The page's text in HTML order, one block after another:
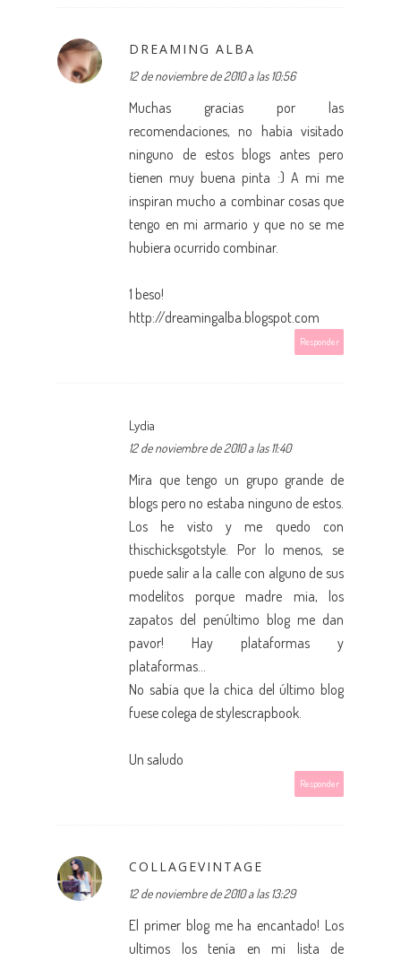
DREAMING ALBA
12 de noviembre de 2010 a las 10:56
Muchas gracias por las
recomendaciones, no habia visitado
ninguno de estos blogs antes pero
tienen muy buena pinta :) A mi me
inspiran mucho a combinar cosas que
tengo en mi armario y que no se me
hubiera ocurrido combinar.
1 beso!
http://dreamingalba.blogspot.com
Responder
Lydia
12 de noviembre de 2010 a las 11:40
Mira que tengo un grupo grande de
blogs pero no estaba ninguno de estos.
Los he visto y me quedo con
thischicksgotstyle. Por lo menos, se
puede salir a la calle con alguno de sus
modelitos porque madre mia, los
zapatos del penúltimo blog me dan
pavor! Hay plataformas y
plataformas...
No sabía que la chica del último blog
fuese colega de stylescrapbook.
Un saludo
Responder
COLLAGEVINTAGE
12 de noviembre de 2010 a las 13:29
El primer blog me ha encantado! Los
ultimos los tenía en mi lista de